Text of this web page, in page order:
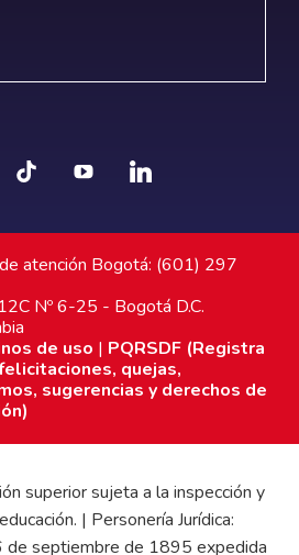
atención Bogotá: (601) 297
Nº 6-25 - Bogotá D.C.
de uso | PQRSDF (Registra
quejas,
sugerencias y derechos de
superior sujeta a la inspección y
| Personería Jurídica:
de septiembre de 1895 expedida